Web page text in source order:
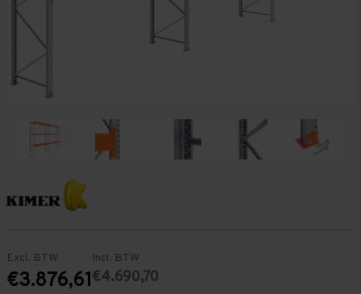
Excl. BTW
€3.876,61
Incl. BTW
€4.690,70